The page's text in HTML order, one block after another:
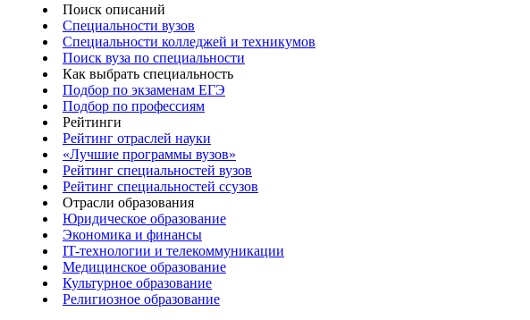
Поиск описаний
Специальности вузов
Специальности колледжей и техникумов
Поиск вуза по специальности
Как выбрать специальность
Подбор по экзаменам ЕГЭ
Подбор по профессиям
Рейтинги
Рейтинг отраслей науки
«Лучшие программы вузов»
Рейтинг специальностей вузов
Рейтинг специальностей ссузов
Отрасли образования
Юридическое образование
Экономика и финансы
IT-технологии и телекоммуникации
Медицинское образование
Культурное образование
Религиозное образование